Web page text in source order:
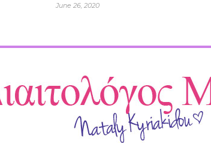
June 26, 2020